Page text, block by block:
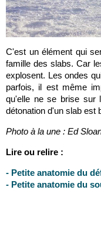
C'est un élément qui
famille des slabs. Car
explosent. Les ondes
parfois, il est même
qu'elle ne se brise sur
détonation d'un slab est
Photo à la une : Ed
Lire ou relire :
- Petite anatomie du
- Petite anatomie du